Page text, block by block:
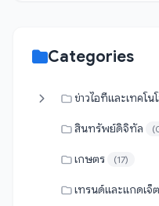
Categories
ข่าวไอทีและเทคโน
สินทรัพย์ดิจิทัล
เกษตร (17)
เทรนด์และแกดเจ็ต